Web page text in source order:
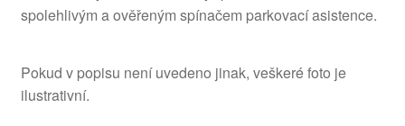
spolehlivým a ověřeným spínačem parkovací asistence.
Pokud v popisu není uvedeno jinak, veškeré foto je
ilustrativní.